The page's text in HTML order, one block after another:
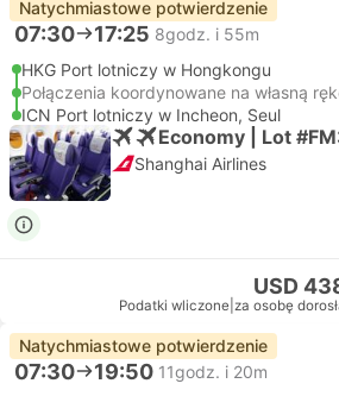
Natychmiastowe potwierdzenie
07:30 17:25 8godz. i 55m
HKG Port lotniczy w Hongkongu
Połączenia koordynowane na własną
ICN Port lotniczy w Incheon, Seul
Economy | Lot
Shanghai Airlines
USD
Podatki wliczone za osobę
Natychmiastowe potwierdzenie
07:30 19:50 11godz. i 20m